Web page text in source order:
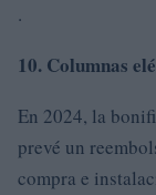
.
10. Columnas
En 2024, la
prevé un
compra e